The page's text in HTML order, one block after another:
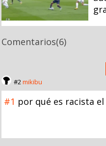
Comentarios(6)
#2 mikibu
#1 por qué es racista